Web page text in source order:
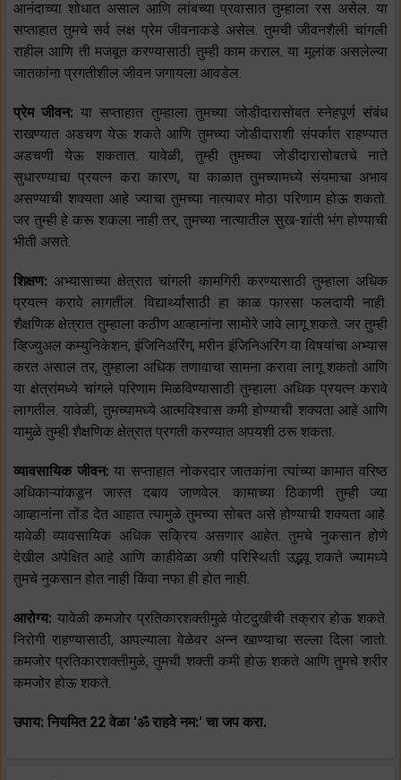
आनंदाच्या शोधात असाल आणि लांबच्या प्रवासात तुम्हाला रस असेल. या
सप्ताहात तुमचे सर्व लक्ष प्रेम जीवनाकडे असेल. तुमची जीवनशैली चांगली
राहील आणि ती मजबूत करण्यासाठी तुम्ही काम कराल. या मूलांक असलेल्या
जातकांना प्रगतीशील जीवन जगायला आवडेल.
प्रेम जीवन:या सप्ताहात तुम्हाला तुमच्या जोडीदारासोबत स्नेहपूर्ण संबंध
राखण्यात अडचण येऊ शकते आणि तुमच्या जोडीदाराशी संपर्कात राहण्यात
अडचणी येऊ शकतात. यावेळी, तुम्ही तुमच्या जोडीदारासोबतचे नाते
सुधारण्याचा प्रयत्न करा कारण, या काळात तुमच्यामध्ये संयमाचा अभाव
असण्याची शक्यता आहे ज्याचा तुमच्या नात्यावर मोठा परिणाम होऊ शकतो.
जर तुम्ही हे करू शकला नाही तर, तुमच्या नात्यातील सुख-शांती भंग होण्याची
भीती असते.
शिक्षण:अभ्यासाच्या क्षेत्रात चांगली कामगिरी करण्यासाठी तुम्हाला अधिक
प्रयत्न करावे लागतील. विद्यार्थ्यांसाठी हा काळ फारसा फलदायी नाही.
शैक्षणिक क्षेत्रात तुम्हाला कठीण आव्हानांना सामोरे जावे लागू शकते. जर तुम्ही
व्हिज्युअल कम्युनिकेशन, इंजिनिअरिंग, मरीन इंजिनिअरिंग या विषयांचा अभ्यास
करत असाल तर, तुम्हाला अधिक तणावाचा सामना करावा लागू शकतो आणि
या क्षेत्रांमध्ये चांगले परिणाम मिळविण्यासाठी तुम्हाला अधिक प्रयत्न करावे
लागतील. यावेळी, तुमच्यामध्ये आत्मविश्वास कमी होण्याची शक्यता आहे आणि
यामुळे तुम्ही शैक्षणिक क्षेत्रात प्रगती करण्यात अपयशी ठरू शकता.
व्यावसायिक जीवन:या सप्ताहात नोकरदार जातकांना त्यांच्या कामात वरिष्ठ
अधिकाऱ्यांकडून जास्त दबाव जाणवेल. कामाच्या ठिकाणी तुम्ही ज्या
आव्हानांना तोंड देत आहात त्यामुळे तुमच्या सोबत असे होण्याची शक्यता आहे.
यावेळी व्यावसायिक अधिक सक्रिय असणार आहेत. तुमचे नुकसान होणे
देखील अपेक्षित आहे आणि काहीवेळा अशी परिस्थिती उद्भवू शकते ज्यामध्ये
तुमचे नुकसान होत नाही किंवा नफा ही होत नाही.
आरोग्य: यावेळी कमजोर प्रतिकारशक्तीमुळे पोटदुखीची तक्रार होऊ शकते.
निरोगी राहण्यासाठी, आपल्याला वेळेवर अन्न खाण्याचा सल्ला दिला जातो.
कमजोर प्रतिकारशक्तीमुळे, तुमची शक्ती कमी होऊ शकते आणि तुमचे शरीर
कमजोर होऊ शकते.
उपाय: नियमित 22 वेळा 'ॐ राहवे नम:' चा जप करा.